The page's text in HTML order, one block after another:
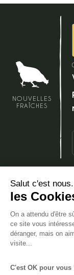
NOUVELLES
FRAÎCHES